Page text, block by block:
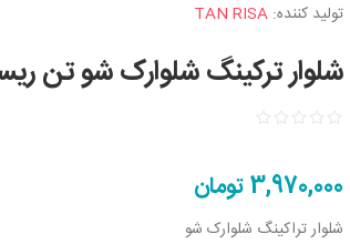
تولید کننده: TAN RISA
شلوار ترکینگ شلوارک شو تن ریسا کد 1430 رنگ
3,970,000 تومان
شلوار تراکینگ شلوارک شو